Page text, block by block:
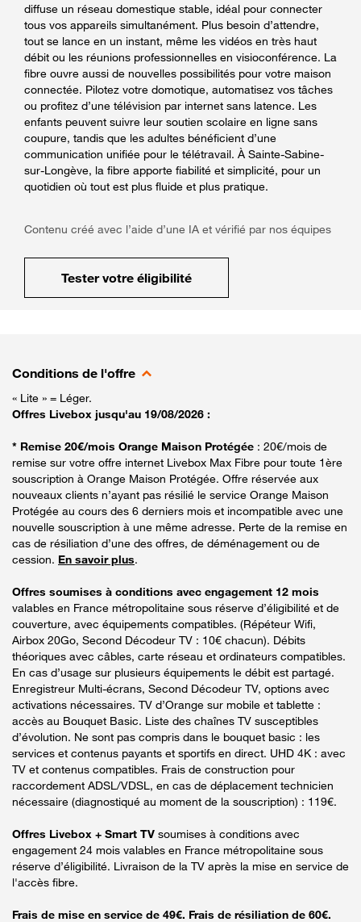
diffuse un réseau domestique stable, idéal pour connecter
tous vos appareils simultanément. Plus besoin d’attendre,
tout se lance en un instant, même les vidéos en très haut
débit ou les réunions professionnelles en visioconférence. La
fibre ouvre aussi de nouvelles possibilités pour votre maison
connectée. Pilotez votre domotique, automatisez vos tâches
ou profitez d’une télévision par internet sans latence. Les
enfants peuvent suivre leur soutien scolaire en ligne sans
coupure, tandis que les adultes bénéficient d’une
communication unifiée pour le télétravail. À Sainte-Sabine-
sur-Longève, la fibre apporte fiabilité et simplicité, pour un
quotidien où tout est plus fluide et plus pratique.
Contenu créé avec l’aide d’une IA et vérifié par nos équipes
Tester votre éligibilité
Conditions de l'offre
« Lite » = Léger.
Offres Livebox jusqu'au 19/08/2026 :
* Remise 20€/mois Orange Maison Protégée : 20€/mois de
remise sur votre offre internet Livebox Max Fibre pour toute 1ère
souscription à Orange Maison Protégée. Offre réservée aux
nouveaux clients n’ayant pas résilié le service Orange Maison
Protégée au cours des 6 derniers mois et incompatible avec une
nouvelle souscription à une même adresse. Perte de la remise en
cas de résiliation d’une des offres, de déménagement ou de
cession. En savoir plus.
Offres soumises à conditions avec engagement 12 mois
valables en France métropolitaine sous réserve d’éligibilité et de
couverture, avec équipements compatibles. (Répéteur Wifi,
Airbox 20Go, Second Décodeur TV : 10€ chacun). Débits
théoriques avec câbles, carte réseau et ordinateurs compatibles.
En cas d’usage sur plusieurs équipements le débit est partagé.
Enregistreur Multi-écrans, Second Décodeur TV, options avec
activations nécessaires. TV d’Orange sur mobile et tablette :
accès au Bouquet Basic. Liste des chaînes TV susceptibles
d’évolution. Ne sont pas compris dans le bouquet basic : les
services et contenus payants et sportifs en direct. UHD 4K : avec
TV et contenus compatibles. Frais de construction pour
raccordement ADSL/VDSL, en cas de déplacement technicien
nécessaire (diagnostiqué au moment de la souscription) : 119€.
Offres Livebox + Smart TV soumises à conditions avec
engagement 24 mois valables en France métropolitaine sous
réserve d’éligibilité. Livraison de la TV après la mise en service de
l'accès fibre.
Frais de mise en service de 49€. Frais de résiliation de 60€.